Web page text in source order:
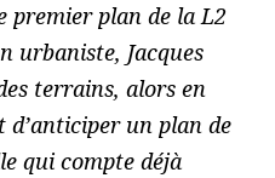
premier plan de la L2
urbaniste, Jacques
terrains, alors en
d’anticiper un plan de
qui compte déjà